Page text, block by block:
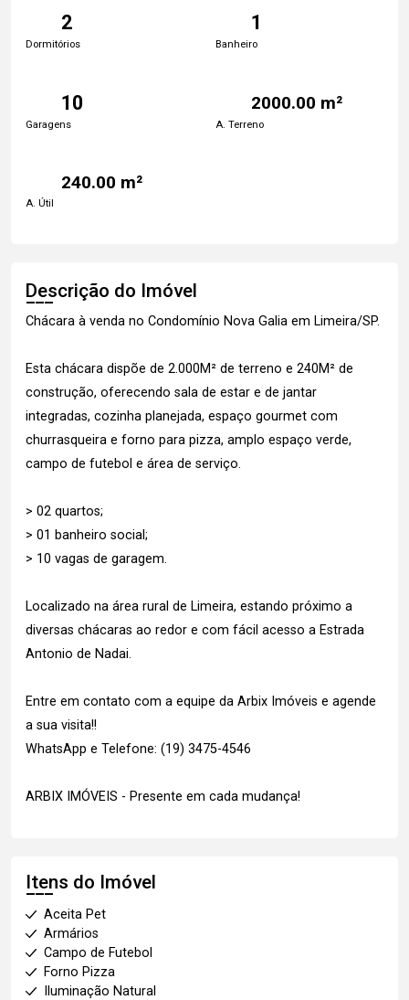
2
Dormitórios
1
Banheiro
10
Garagens
2000.00 m²
A. Terreno
240.00 m²
A. Útil
Descrição do Imóvel
Chácara à venda no Condomínio Nova Galia em Limeira/SP.
Esta chácara dispõe de 2.000M² de terreno e 240M² de
construção, oferecendo sala de estar e de jantar
integradas, cozinha planejada, espaço gourmet com
churrasqueira e forno para pizza, amplo espaço verde,
campo de futebol e área de serviço.
> 02 quartos;
> 01 banheiro social;
> 10 vagas de garagem.
Localizado na área rural de Limeira, estando próximo a
diversas chácaras ao redor e com fácil acesso a Estrada
Antonio de Nadai.
Entre em contato com a equipe da Arbix Imóveis e agende
a sua visita!!
WhatsApp e Telefone: (19) 3475-4546
ARBIX IMÓVEIS - Presente em cada mudança!
Itens do Imóvel
Aceita Pet
Armários
Campo de Futebol
Forno Pizza
Iluminação Natural